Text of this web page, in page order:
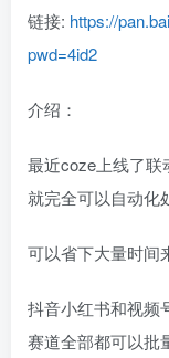
链接: https://
pwd=4id2
介绍：
最近coze上线了
就完全可以自动化
可以省下大量时间
抖音小红书和视频
赛道全部都可以批